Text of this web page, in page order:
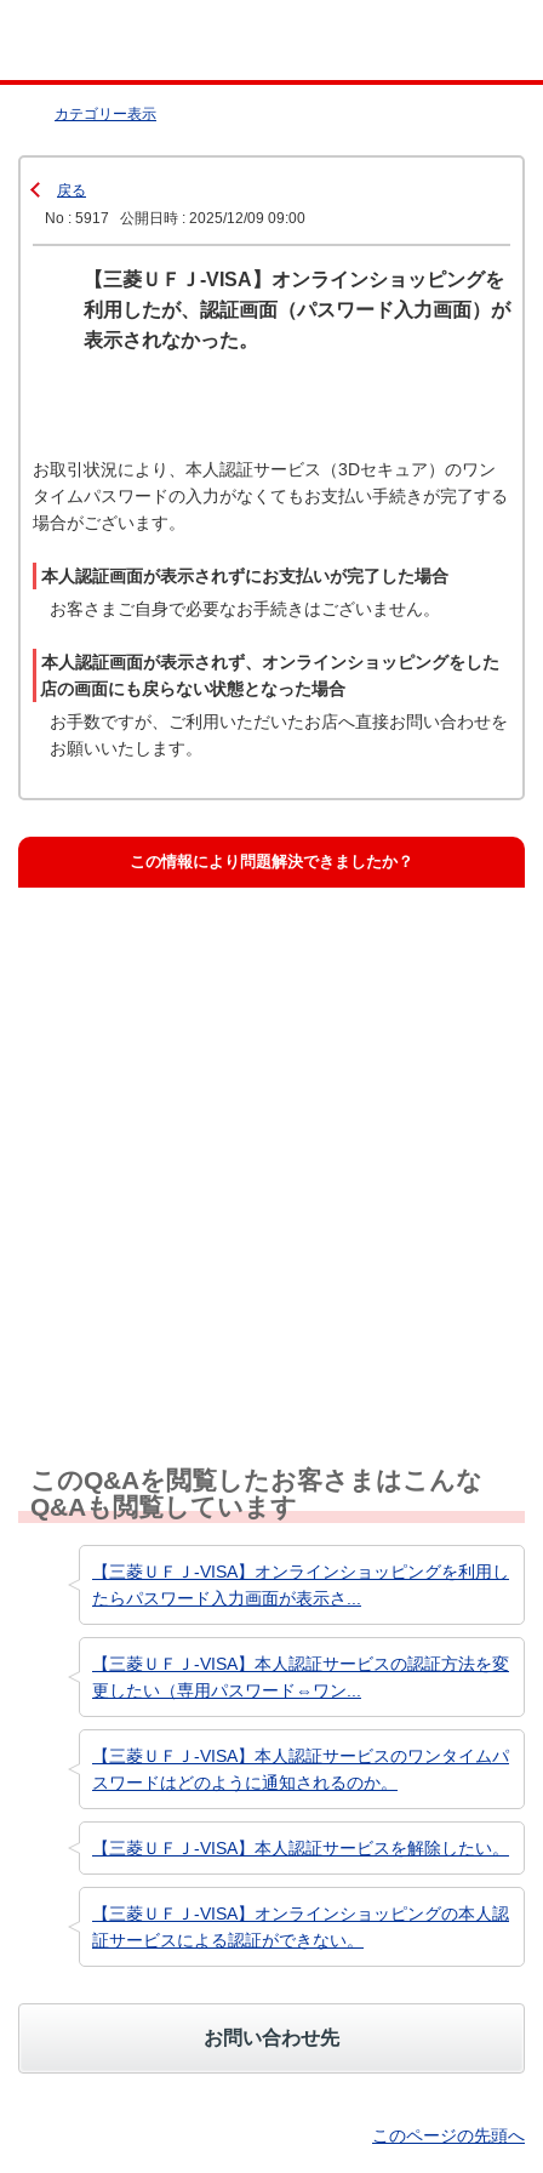
カテゴリー表示
戻る
No : 5917
公開日時 : 2025/12/09 09:00
【三菱ＵＦＪ-VISA】オンラインショッピングを
利用したが、認証画面（パスワード入力画面）が
表示されなかった。
お取引状況により、本人認証サービス（3Dセキュア）のワン
タイムパスワードの入力がなくてもお支払い手続きが完了する
場合がございます。
本人認証画面が表示されずにお支払いが完了した場合
お客さまご自身で必要なお手続きはございません。
本人認証画面が表示されず、オンラインショッピングをした
店の画面にも戻らない状態となった場合
お手数ですが、ご利用いただいたお店へ直接お問い合わせを
お願いいたします。
この情報により問題解決できましたか？
このQ&Aを閲覧したお客さまはこんな
Q&Aも閲覧しています
【三菱ＵＦＪ-VISA】オンラインショッピングを利用し
たらパスワード入力画面が表示さ...
【三菱ＵＦＪ-VISA】本人認証サービスの認証方法を変
更したい（専用パスワード⇔ワン...
【三菱ＵＦＪ-VISA】本人認証サービスのワンタイムパ
スワードはどのように通知されるのか。
【三菱ＵＦＪ-VISA】本人認証サービスを解除したい。
【三菱ＵＦＪ-VISA】オンラインショッピングの本人認
証サービスによる認証ができない。
お問い合わせ先
このページの先頭へ